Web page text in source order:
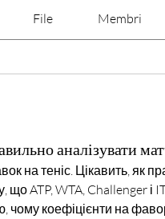
File Membri
аналізувати
на теніс. Цікавить, як
що ATP, WTA, Challenger і
чому коефіцієнти на